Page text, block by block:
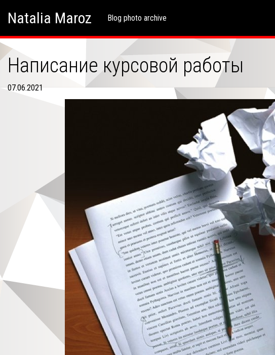
Natalia Maroz Blog photo archive
Написание курсовой работы
07.06.2021